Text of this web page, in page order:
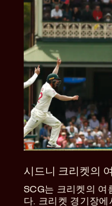
시드니 크리켓의
SCG는 크리켓의 여
다. 크리켓 경기장